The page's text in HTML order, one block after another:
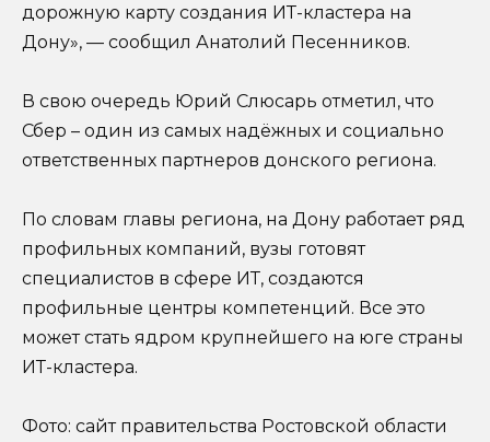
дорожную карту создания ИТ-кластера на
Дону», — сообщил Анатолий Песенников.
В свою очередь Юрий Слюсарь отметил, что
Сбер – один из самых надёжных и социально
ответственных партнеров донского региона.
По словам главы региона, на Дону работает ряд
профильных компаний, вузы готовят
специалистов в сфере ИТ, создаются
профильные центры компетенций. Все это
может стать ядром крупнейшего на юге страны
ИТ-кластера.
Фото: сайт правительства Ростовской области